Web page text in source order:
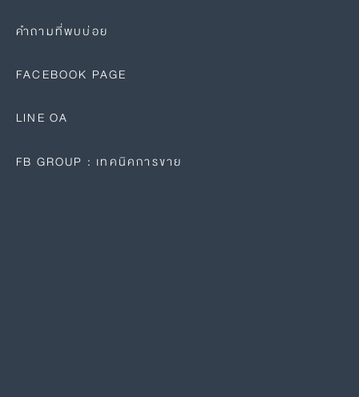
คำถามที่พบบ่อย
FACEBOOK PAGE
LINE OA
FB GROUP : เทคนิคการขาย